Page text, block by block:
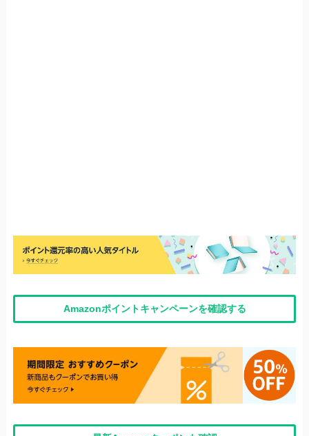
Amazonポイントキャンペーンを確認する